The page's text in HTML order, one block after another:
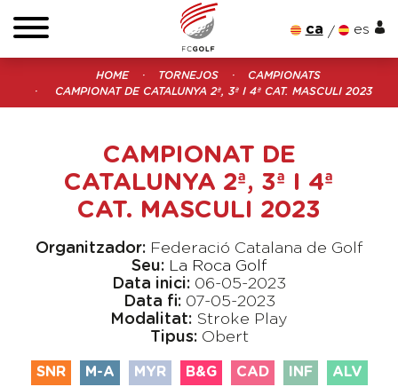
ca es
HOME TORNEJOS
CAMPIONATS
CAMPIONAT DE CATALUNYA 2ª, 3ª I 4ª CAT. MASCULI 2023
CAMPIONAT DE
CATALUNYA 2ª, 3ª I 4ª
CAT. MASCULI 2023
Organitzador: Federació Catalana de Golf
Seu: La Roca Golf
Data inici: 06-05-2023
Data fi: 07-05-2023
Modalitat: Stroke Play
Tipus: Obert
SNR M-A MYR B&G CAD INF ALV